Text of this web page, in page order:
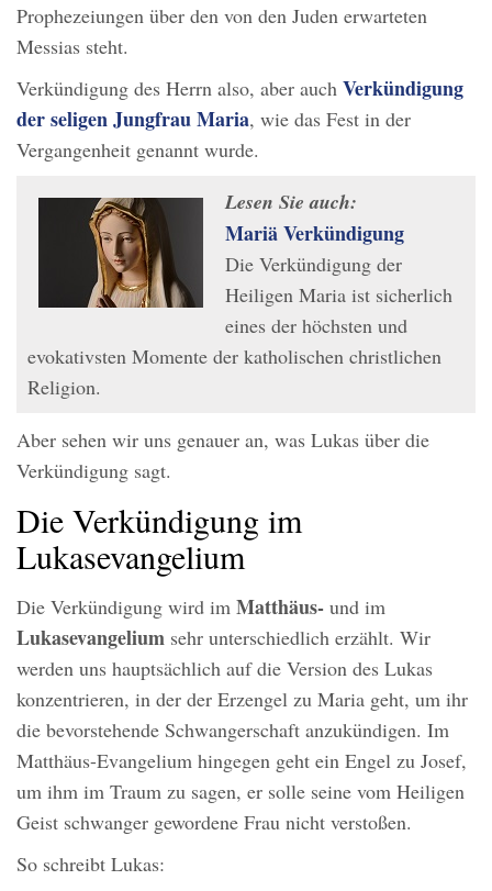
Prophezeiungen über den von den Juden erwarteten
Messias steht.
Verkündigung des Herrn also, aber auch Verkündigung
der seligen Jungfrau Maria, wie das Fest in der
Vergangenheit genannt wurde.
Lesen Sie auch:
Mariä Verkündigung
Die Verkündigung der
Heiligen Maria ist sicherlich
eines der höchsten und
evokativsten Momente der katholischen christlichen
Religion.
Aber sehen wir uns genauer an, was Lukas über die
Verkündigung sagt.
Die Verkündigung im
Lukasevangelium
Die Verkündigung wird im Matthäus- und im
Lukasevangelium sehr unterschiedlich erzählt. Wir
werden uns hauptsächlich auf die Version des Lukas
konzentrieren, in der der Erzengel zu Maria geht, um ihr
die bevorstehende Schwangerschaft anzukündigen. Im
Matthäus-Evangelium hingegen geht ein Engel zu Josef,
um ihm im Traum zu sagen, er solle seine vom Heiligen
Geist schwanger gewordene Frau nicht verstoßen.
So schreibt Lukas: